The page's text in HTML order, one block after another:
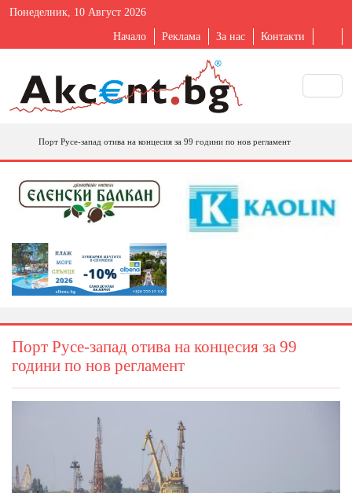
Понеделник, 10 Август 2026
Начало Реклама За нас Контакти
Порт Русе-запад отива на концесия за 99 години по нов регламент
Порт Русе-запад отива на концесия за 99
години по нов регламент